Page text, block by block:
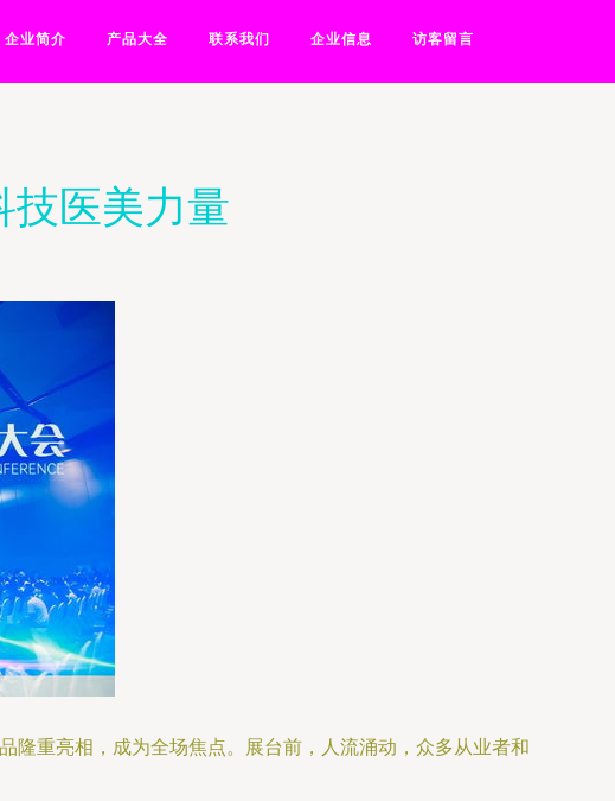
企业简介 产品大全 联系我们 企业信息 访客留言
技医美力量
隆重亮相，成为全场焦点。展台前，人流涌动，众多从业者和